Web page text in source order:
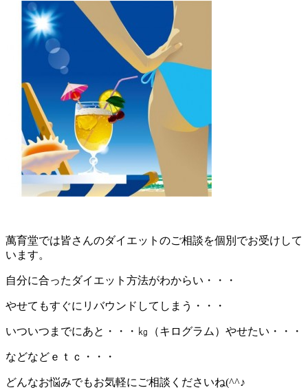
萬育堂では皆さんのダイエットのご相談を個別でお受けして
います。
自分に合ったダイエット方法がわからい・・・
やせてもすぐにリバウンドしてしまう・・・
いついつまでにあと・・・㎏（キログラム）やせたい・・・
などなどｅｔｃ・・・
どんなお悩みでもお気軽にご相談くださいね(^^♪